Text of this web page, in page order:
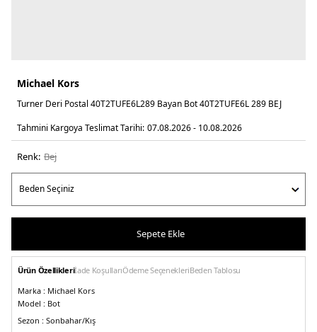
Michael Kors
Turner Deri Postal 40T2TUFE6L289 Bayan Bot 40T2TUFE6L 289 BEJ
Tahmini Kargoya Teslimat Tarihi: 07.08.2026 - 10.08.2026
Renk: bej
Sepete Ekle
Ürün Özellikleriİade KoşullarıÖdeme SeçenekleriBeden Tablosu
Marka : Michael Kors
Model : Bot
Sezon : Sonbahar/Kış